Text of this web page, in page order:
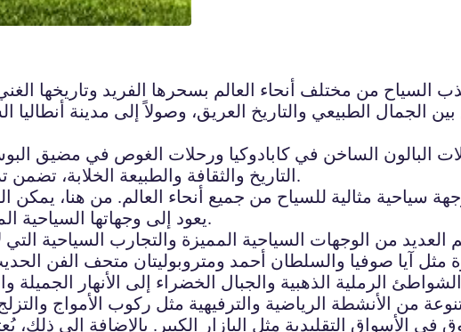
السياح من مختلف أنحاء العالم بسحرها الفريد وتاريخها
الجمال الطبيعي والتاريخ العريق، وصولاً إلى مدينة
البالون الساخن في كابادوكيا ورحلات الغوص في مضيق
التاريخ والثقافة والطبيعة الخلابة، تضمن تركيا تجربة سياحية مميزة للزوار.
سياحية مثالية للسياح من جميع أنحاء العالم. من هنا،
يعود إلى وجهاتها السياحية المميزة وتجاربها السياحية الفريدة.
من الوجهات السياحية المميزة والتجارب السياحية التي
مثل آيا صوفيا والسلطان أحمد ومتروبوليتان متحف الفن
الرملية الذهبية والجبال الخضراء إلى الأنهار
التقليدية مثل البازار الكبير. بالإضافة إلى ذلك،